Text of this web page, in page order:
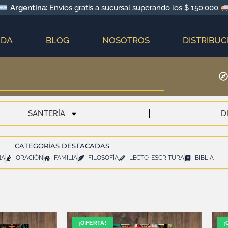
Argentina:Envíos gratis a sucursal superando los $ 150.000
BLOG NOSOTROS
SANTERÍA
CATEGORÍAS DESTACADAS
ORACIÓN FAMILIA FILOSOFÍA LECTO-ESCRITURA BIBLIA
AGOTADO
¡OFERTA!